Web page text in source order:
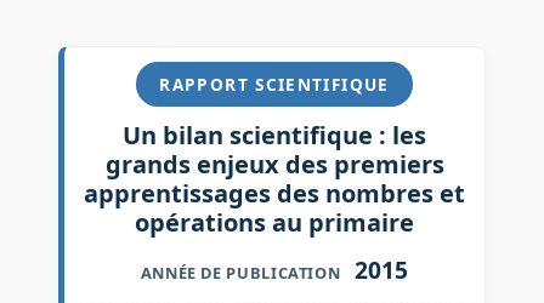
RAPPORT SCIENTIFIQUE
Un bilan scientifique : les
grands enjeux des premiers
apprentissages des nombres et
opérations au primaire
ANNÉE DE PUBLICATION 2015